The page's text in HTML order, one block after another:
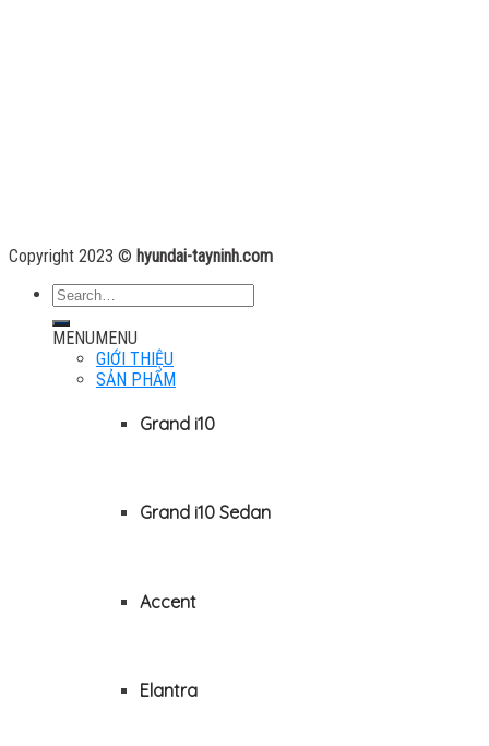
Copyright 2023 © hyundai-tayninh.com
MENUMENU
GIỚI THIỆU
SẢN PHẨM
Grand i10
Grand i10 Sedan
Accent
Elantra